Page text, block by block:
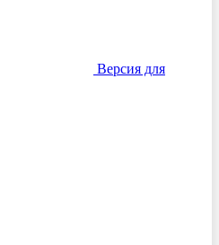
Версия для